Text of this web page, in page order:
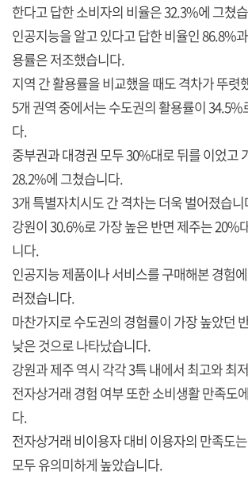
한다고 답한 소비자의 비율은 32.3%에 그쳤
인공지능을 알고 있다고 답한 비율인 86.8%
용률은 저조했습니다.
지역 간 활용률을 비교했을 때도 격차가 뚜렷
5개 권역 중에서는 수도권의 활용률이 34.5%
다.
중부권과 대경권 모두 30%대로 뒤를 이었고
28.2%에 그쳤습니다.
3개 특별자치시도 간 격차는 더욱 벌어졌습니
강원이 30.6%로 가장 높은 반면 제주는 20%
니다.
인공지능 제품이나 서비스를 구매해본 경험
러졌습니다.
마찬가지로 수도권의 경험률이 가장 높았던
낮은 것으로 나타났습니다.
강원과 제주 역시 각각 3특 내에서 최고와 최
전자상거래 경험 여부 또한 소비생활 만족도
다.
전자상거래 비이용자 대비 이용자의 만족도
모두 유의미하게 높았습니다.